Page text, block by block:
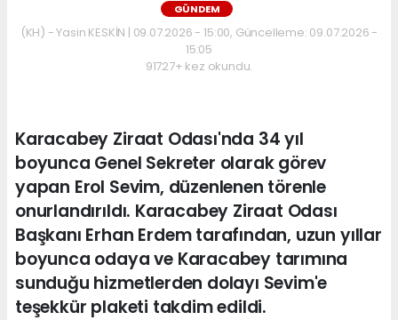
GÜNDEM
(KH) - Yasin KESKİN | 09.07.2026 - 15:00, Güncelleme: 09.07.2026 -
15:05
91727+ kez okundu.
Karacabey Ziraat Odası'nda 34 yıl
boyunca Genel Sekreter olarak görev
yapan Erol Sevim, düzenlenen törenle
onurlandırıldı. Karacabey Ziraat Odası
Başkanı Erhan Erdem tarafından, uzun yıllar
boyunca odaya ve Karacabey tarımına
sunduğu hizmetlerden dolayı Sevim'e
teşekkür plaketi takdim edildi.